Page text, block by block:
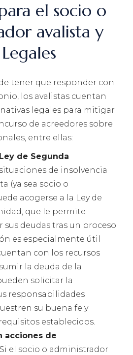
el socio o
avalista y
tener que responder con
los avalistas cuentan
legales para mitigar
de acreedores sobre
entre ellas:
de Segunda
de insolvencia
(ya sea socio o
acogerse a la Ley de
que le permite
sus deudas tras un proceso
es especialmente útil
con los recursos
la deuda de la
solicitar la
responsabilidades
su buena fe y
establecidos.
acciones de
Si el socio o administrador